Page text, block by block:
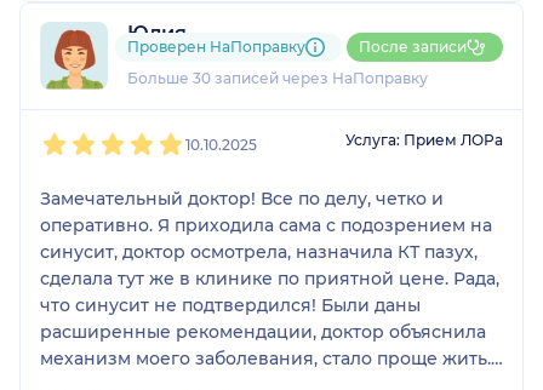
Юлия
9 отзывов и1 оценка
Больше 30 записей через НаПоправку
Проверен НаПоправку После записи
10.10.2025 Услуга: Прием ЛОРа
Замечательный доктор! Все по делу, четко и
оперативно. Я приходила сама с подозрением на
синусит, доктор осмотрела, назначила КТ пазух,
сделала тут же в клинике по приятной цене. Рада,
что синусит не подтвердился! Были даны
расширенные рекомендации, доктор объяснила
механизм моего заболевания, стало проще жить.